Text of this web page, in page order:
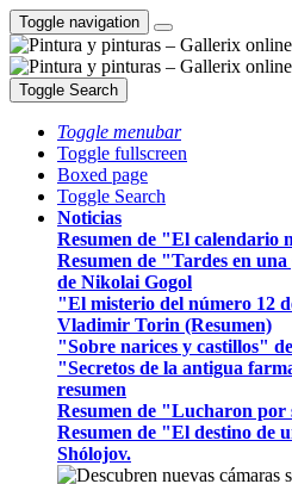
Toggle navigation
Toggle Search
Toggle menubar
Toggle fullscreen
Boxed page
Toggle Search
Noticias
Resumen de "El calendario
Resumen de "Tardes en
de Nikolai Gogol
"El misterio del número 12
Vladimir Torin (Resumen)
"Sobre narices y castillos"
"Secretos de la antigua
resumen
Resumen de "Lucharon
Resumen de "El destino de
Shólojov.